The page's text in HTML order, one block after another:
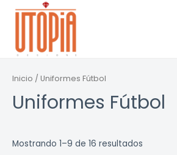
Inicio / Uniformes Fútbol
Uniformes Fútbol
Mostrando 1–9 de 16 resultados